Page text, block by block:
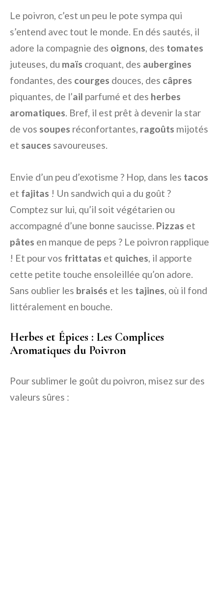
Le poivron, c’est un peu le pote sympa qui
s’entend avec tout le monde. En dés sautés, il
adore la compagnie des oignons, des tomates
juteuses, du maïs croquant, des aubergines
fondantes, des courges douces, des câpres
piquantes, de l’ail parfumé et des herbes
aromatiques. Bref, il est prêt à devenir la star
de vos soupes réconfortantes, ragoûts mijotés
et sauces savoureuses.
Envie d’un peu d’exotisme ? Hop, dans les tacos
et fajitas ! Un sandwich qui a du goût ?
Comptez sur lui, qu’il soit végétarien ou
accompagné d’une bonne saucisse. Pizzas et
pâtes en manque de peps ? Le poivron rapplique
! Et pour vos frittatas et quiches, il apporte
cette petite touche ensoleillée qu’on adore.
Sans oublier les braisés et les tajines, où il fond
littéralement en bouche.
Herbes et Épices : Les Complices
Aromatiques du Poivron
Pour sublimer le goût du poivron, misez sur des
valeurs sûres :